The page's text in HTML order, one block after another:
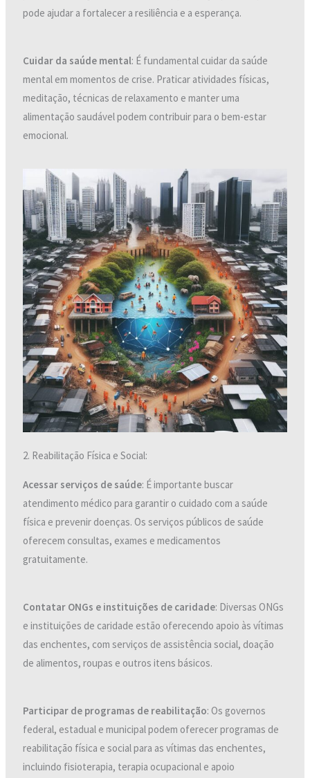
pode ajudar a fortalecer a resiliência e a esperança.
Cuidar da saúde mental: É fundamental cuidar da saúde
mental em momentos de crise. Praticar atividades físicas,
meditação, técnicas de relaxamento e manter uma
alimentação saudável podem contribuir para o bem-estar
emocional.
2. Reabilitação Física e Social:
Acessar serviços de saúde: É importante buscar
atendimento médico para garantir o cuidado com a saúde
física e prevenir doenças. Os serviços públicos de saúde
oferecem consultas, exames e medicamentos
gratuitamente.
Contatar ONGs e instituições de caridade: Diversas ONGs
e instituições de caridade estão oferecendo apoio às vítimas
das enchentes, com serviços de assistência social, doação
de alimentos, roupas e outros itens básicos.
Participar de programas de reabilitação: Os governos
federal, estadual e municipal podem oferecer programas de
reabilitação física e social para as vítimas das enchentes,
incluindo fisioterapia, terapia ocupacional e apoio